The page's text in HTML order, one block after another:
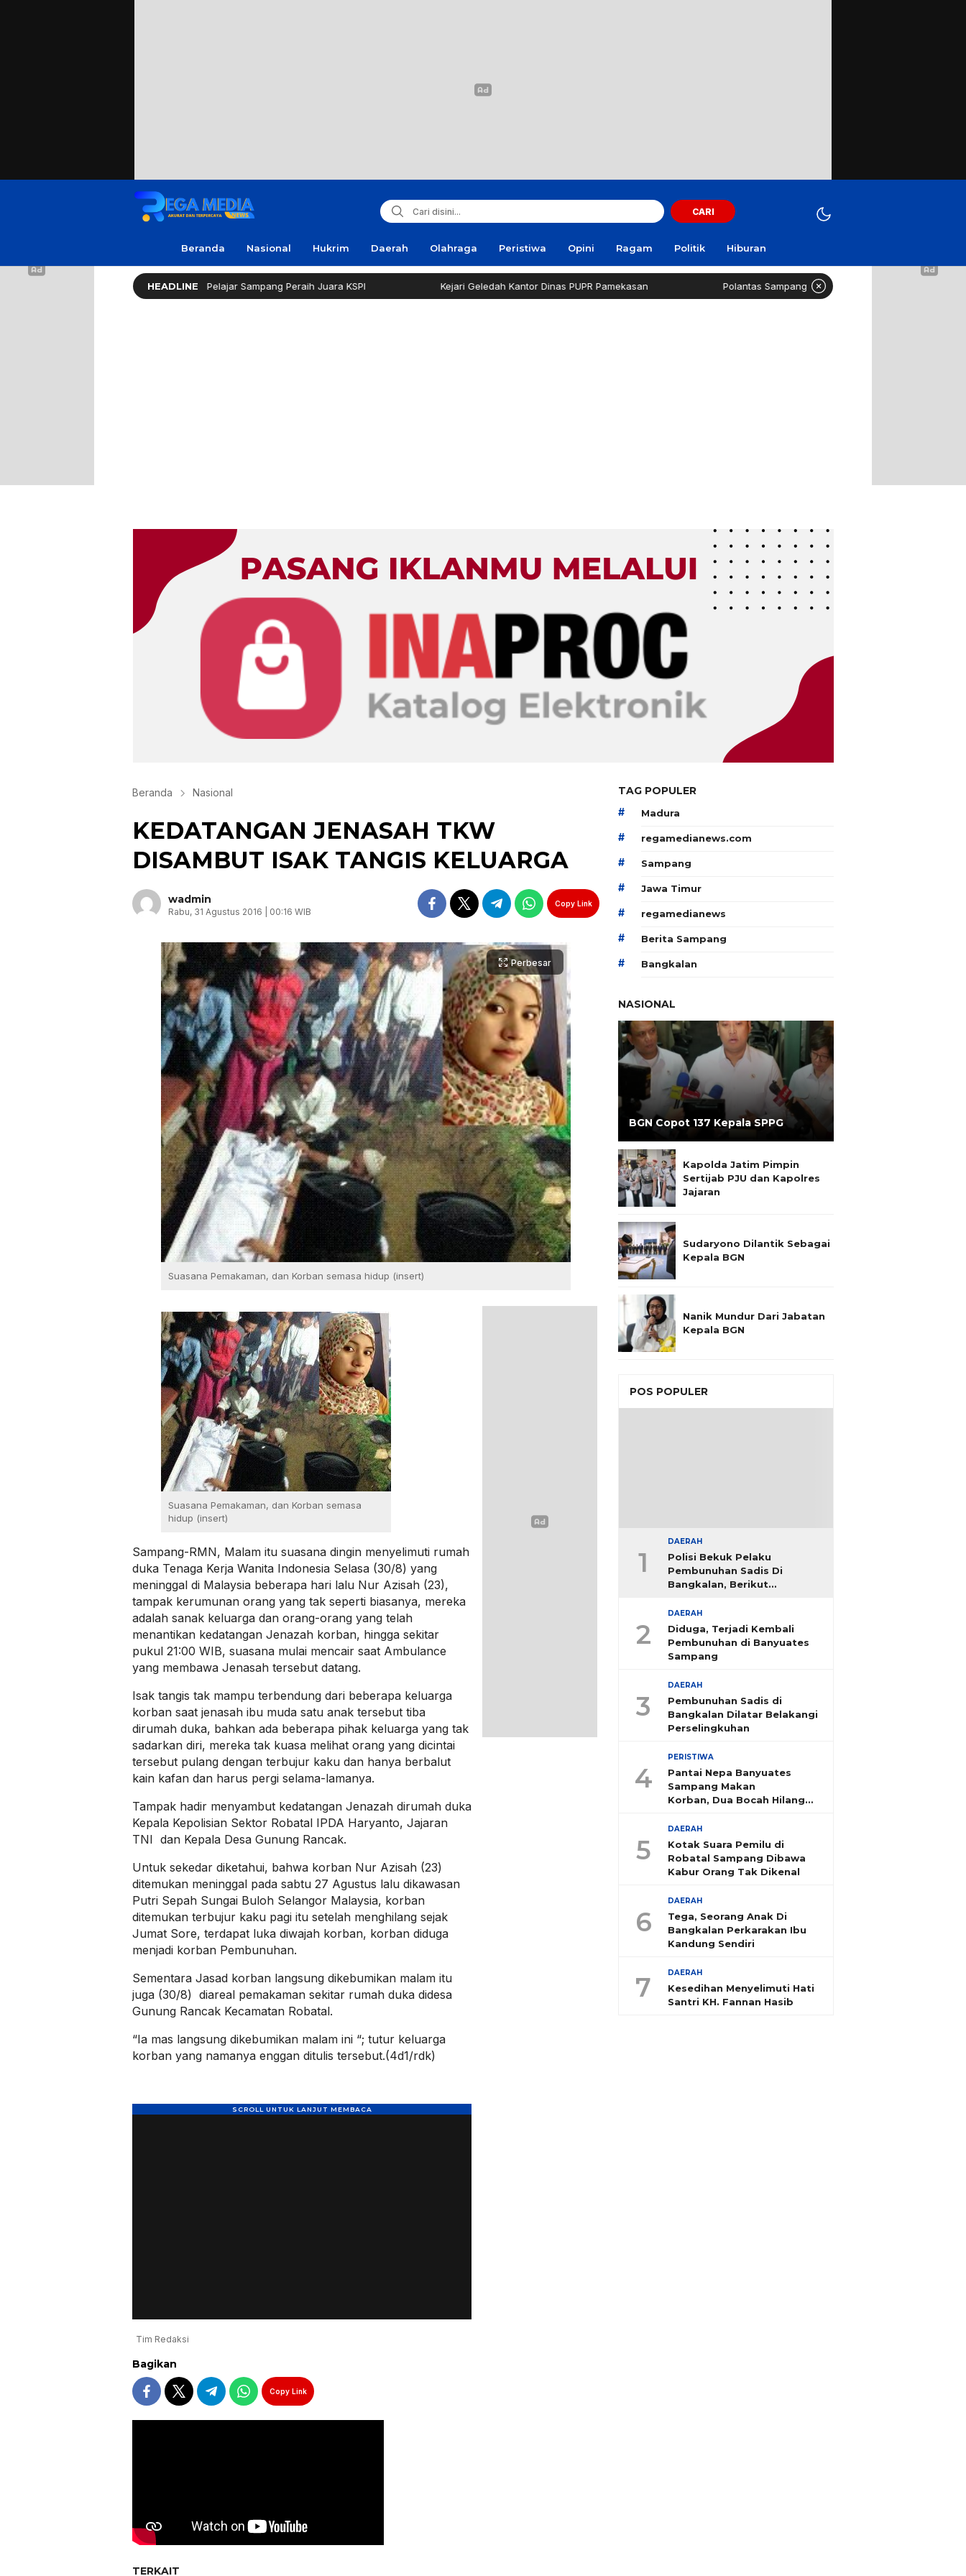
CARI
Beranda Nasional Hukrim Daerah Olahraga Peristiwa Opini Ragam Politik Hiburan
HEADLINE
Gerindra Apresiasi Amanda, Pelajar Sampang Peraih Juara KSPI Kejari Geledah Kantor Dinas PUPR Pamekasan Polantas Sampang Imbau Latihan Gerak Jalan Tak Gunakan Jalan
Beranda Nasional
KEDATANGAN JENASAH TKW
DISAMBUT ISAK TANGIS KELUARGA
wadmin
Rabu, 31 Agustus 2016 | 00:16 WIB
Copy Link
Perbesar
Suasana Pemakaman, dan Korban semasa hidup (insert)
Suasana Pemakaman, dan Korban semasa
hidup (insert)
Sampang-RMN, Malam itu suasana dingin menyelimuti rumah
duka Tenaga Kerja Wanita Indonesia Selasa (30/8) yang
meninggal di Malaysia beberapa hari lalu Nur Azisah (23),
tampak kerumunan orang yang tak seperti biasanya, mereka
adalah sanak keluarga dan orang-orang yang telah
menantikan kedatangan Jenazah korban, hingga sekitar
pukul 21:00 WIB, suasana mulai mencair saat Ambulance
yang membawa Jenasah tersebut datang.
Isak tangis tak mampu terbendung dari beberapa keluarga
korban saat jenasah ibu muda satu anak tersebut tiba
dirumah duka, bahkan ada beberapa pihak keluarga yang tak
sadarkan diri, mereka tak kuasa melihat orang yang dicintai
tersebut pulang dengan terbujur kaku dan hanya berbalut
kain kafan dan harus pergi selama-lamanya.
Tampak hadir menyambut kedatangan Jenazah dirumah duka
Kepala Kepolisian Sektor Robatal IPDA Haryanto, Jajaran
TNI dan Kepala Desa Gunung Rancak.
Untuk sekedar diketahui, bahwa korban Nur Azisah (23)
ditemukan meninggal pada sabtu 27 Agustus lalu dikawasan
Putri Sepah Sungai Buloh Selangor Malaysia, korban
ditemukan terbujur kaku pagi itu setelah menghilang sejak
Jumat Sore, terdapat luka diwajah korban, korban diduga
menjadi korban Pembunuhan.
Sementara Jasad korban langsung dikebumikan malam itu
juga (30/8) diareal pemakaman sekitar rumah duka didesa
Gunung Rancak Kecamatan Robatal.
“Ia mas langsung dikebumikan malam ini “; tutur keluarga
korban yang namanya enggan ditulis tersebut.(4d1/rdk)
Tim Redaksi
Bagikan
Copy Link
TERKAIT
TAG POPULER
# Madura
# regamedianews.com
# Sampang
# Jawa Timur
# regamedianews
# Berita Sampang
# Bangkalan
NASIONAL
BGN Copot 137 Kepala SPPG
Kapolda Jatim Pimpin
Sertijab PJU dan Kapolres
Jajaran
Sudaryono Dilantik Sebagai
Kepala BGN
Nanik Mundur Dari Jabatan
Kepala BGN
POS POPULER
1
DAERAH
Polisi Bekuk Pelaku
Pembunuhan Sadis Di
Bangkalan, Berikut
2
DAERAH
Diduga, Terjadi Kembali
Pembunuhan di Banyuates
Sampang
3
DAERAH
Pembunuhan Sadis di
Bangkalan Dilatar Belakangi
Perselingkuhan
4
PERISTIWA
Pantai Nepa Banyuates
Sampang Makan
Korban, Dua Bocah Hilang
5
DAERAH
Kotak Suara Pemilu di
Robatal Sampang Dibawa
Kabur Orang Tak Dikenal
6
DAERAH
Tega, Seorang Anak Di
Bangkalan Perkarakan Ibu
Kandung Sendiri
7 DAERAH
Kesedihan Menyelimuti Hati
Santri KH. Fannan Hasib